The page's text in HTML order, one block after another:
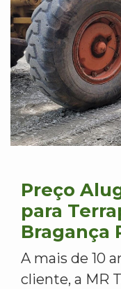
Preço
para
Bragança
A mais de 10
cliente, a MR